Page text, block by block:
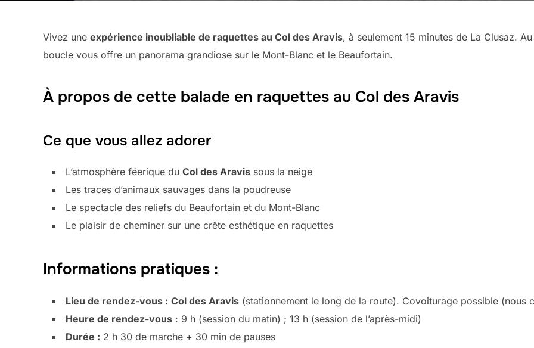
Vivez une expérience inoubliable de raquettes au Col des Aravis, à seulement 15 minutes de La Clusaz.
boucle vous offre un panorama grandiose sur le Mont-Blanc et le Beaufortain.
À propos de cette balade en raquettes au Col des Aravis
Ce que vous allez adorer
L’atmosphère féerique du Col des Aravis sous la neige
Les traces d’animaux sauvages dans la poudreuse
Le spectacle des reliefs du Beaufortain et du Mont-Blanc
Le plaisir de cheminer sur une crête esthétique en raquettes
Informations pratiques :
Lieu de rendez-vous : Col des Aravis (stationnement le long de la route). Covoiturage possible (nous
Heure de rendez-vous : 9 h (session du matin) ; 13 h (session de l’après-midi)
Durée : 2 h 30 de marche + 30 min de pauses